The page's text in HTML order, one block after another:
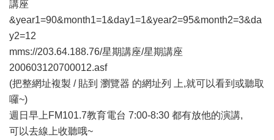
講座
&year1=90&month1=1&day1=1&year2=95&month2=3&da
y2=12
mms://203.64.188.76/星期講座/星期講座
200603120700012.asf
(把整網址複製 / 貼到 瀏覽器 的網址列 上,就可以看到或聽取
囉~)
週日早上FM101.7教育電台 7:00-8:30 都有放他的演講,
可以去線上收聽哦~